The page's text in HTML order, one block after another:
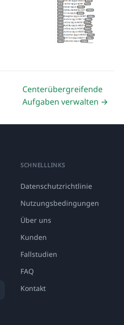
Centerübergreifende
Aufgaben verwalten →
SCHNELLLINKS
Datenschutzrichtlinie
Nutzungsbedingungen
Über uns
Kunden
Fallstudien
FAQ
Kontakt